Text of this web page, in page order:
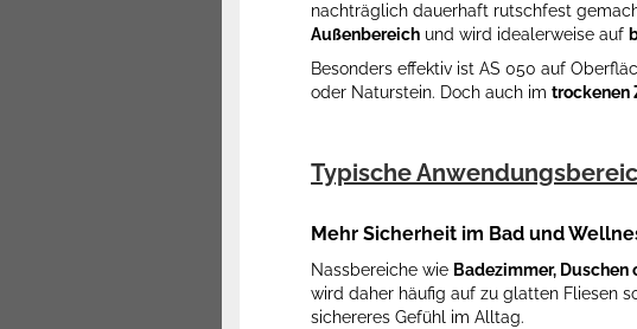
nachträglich dauerhaft rutschfest
Außenbereich und wird idealerweise auf
Besonders effektiv ist AS 050 auf
oder Naturstein. Doch auch im trockenen
Typische
Mehr Sicherheit im Bad und
Nassbereiche wie Badezimmer, Duschen
wird daher häufig auf zu glatten Fliesen
sichereres Gefühl im Alltag.